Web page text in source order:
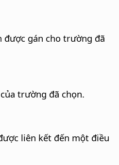
được gán cho trường đã
trường đã chọn.
liên kết đến một điều